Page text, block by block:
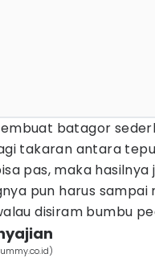
batagor
takaran antara
pas, maka
pun harus
disiram bumbu